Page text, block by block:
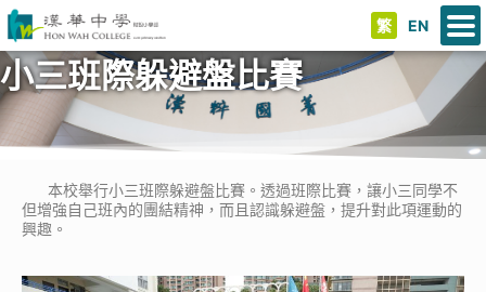
繁 EN
小三班際躲避盤比賽
本校舉行小三班際躲避盤比賽。透過班際比賽，讓小三同學不
但增強自己班內的團結精神，而且認識躲避盤，提升對此項運動的
興趣。